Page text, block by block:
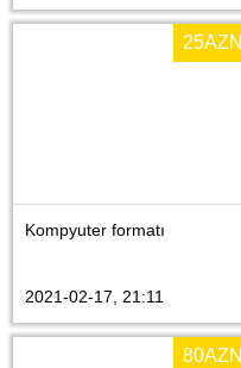
25AZN
Kompyuter formatı
2021-02-17, 21:11
80AZN